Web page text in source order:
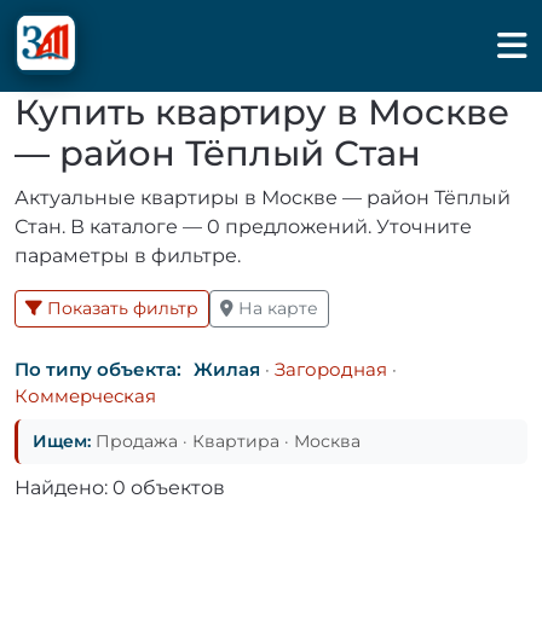
Купить квартиру в Москве
— район Тёплый Стан
Актуальные квартиры в Москве — район Тёплый
Стан. В каталоге — 0 предложений. Уточните
параметры в фильтре.
Показать фильтр На карте
По типу объекта: Жилая · Загородная ·
Коммерческая
Ищем: Продажа · Квартира · Москва
Найдено: 0 объектов